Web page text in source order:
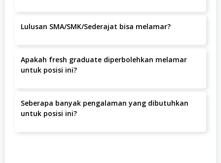
Lulusan SMA/SMK/Sederajat bisa melamar?
Apakah fresh graduate diperbolehkan melamar
untuk posisi ini?
Seberapa banyak pengalaman yang dibutuhkan
untuk posisi ini?